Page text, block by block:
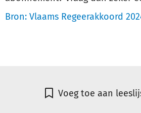
Bron: Vlaams Regeerakkoord
Voeg toe aan